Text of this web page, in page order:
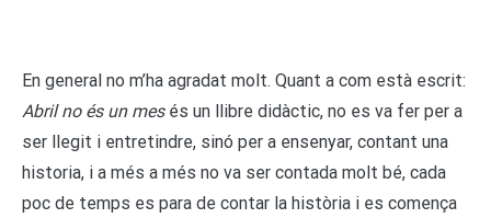
En general no m’ha agradat molt. Quant a com està escrit:
Abril no és un mesés un llibre didàctic, no es va fer per a
ser llegit i entretindre, sinó per a ensenyar, contant una
historia, i a més a més no va ser contada molt bé, cada
poc de temps es para de contar la història i es comença